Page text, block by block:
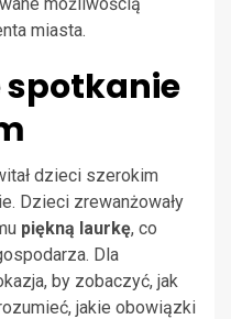
miasta.
spotkanie
dzieci szerokim
Dzieci zrewanżowały
piękną laurkę, co
Dla
by zobaczyć, jak
jakie obowiązki